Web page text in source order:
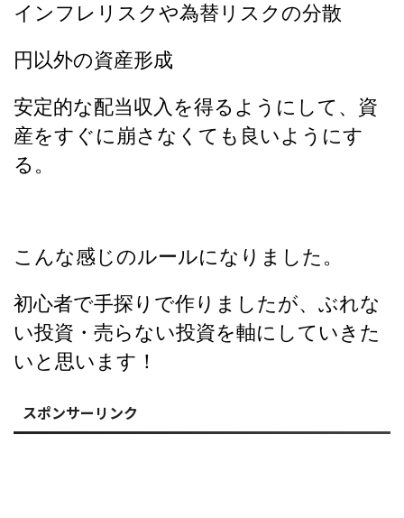
インフレリスクや為替リスクの分散
円以外の資産形成
安定的な配当収入を得るようにして、資
産をすぐに崩さなくても良いようにす
る。
こんな感じのルールになりました。
初心者で手探りで作りましたが、ぶれな
い投資・売らない投資を軸にしていきた
いと思います！
スポンサーリンク